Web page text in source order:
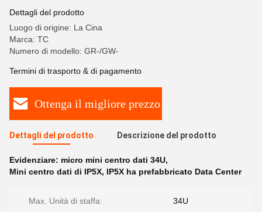
Dettagli del prodotto
Luogo di origine: La Cina
Marca: TC
Numero di modello: GR-/GW-
Termini di trasporto & di pagamento
Ottenga il migliore prezzo
Dettagli del prodotto Descrizione del prodotto
Evidenziare: micro mini centro dati 34U,
Mini centro dati di IP5X, IP5X ha prefabbricato Data Center
Max. Unità di staffa: 34U